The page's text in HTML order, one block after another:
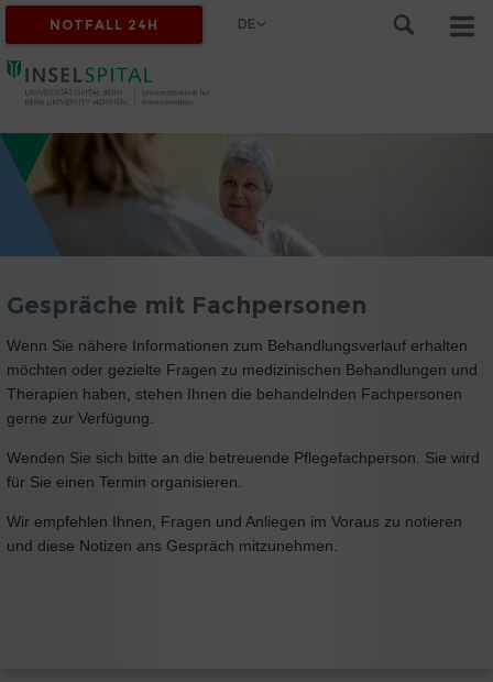
NOTFALL 24H DE
Gespräche mit Fachpersonen
Wenn Sie nähere Informationen zum Behandlungsverlauf erhalten
möchten oder gezielte Fragen zu medizinischen Behandlungen und
Therapien haben, stehen Ihnen die behandelnden Fachpersonen
gerne zur Verfügung.
Wenden Sie sich bitte an die betreuende Pflegefachperson. Sie wird
für Sie einen Termin organisieren.
Wir empfehlen Ihnen, Fragen und Anliegen im Voraus zu notieren
und diese Notizen ans Gespräch mitzunehmen.